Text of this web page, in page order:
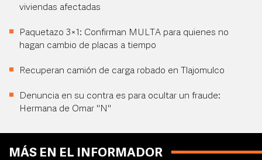
viviendas afectadas
Paquetazo 3×1: Confirman MULTA para quienes no
hagan cambio de placas a tiempo
Recuperan camión de carga robado en Tlajomulco
Denuncia en su contra es para ocultar un fraude:
Hermana de Omar "N"
MÁS EN EL INFORMADOR